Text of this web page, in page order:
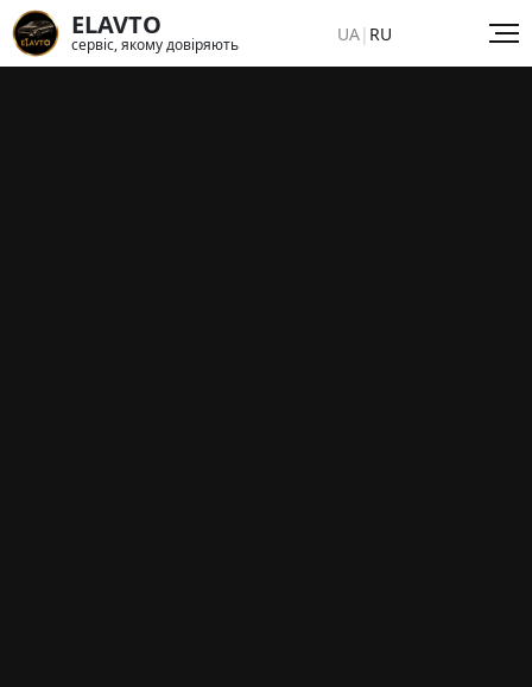
ELAVTO
сервіс, якому довіряють UA| RU